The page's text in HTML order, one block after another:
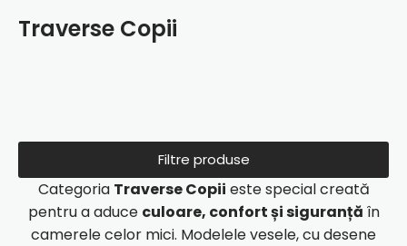
Traverse Copii
Filtre produse
Categoria Traverse Copii este special creată
pentru a aduce culoare, confort și siguranță în
camerele celor mici. Modelele vesele, cu desene